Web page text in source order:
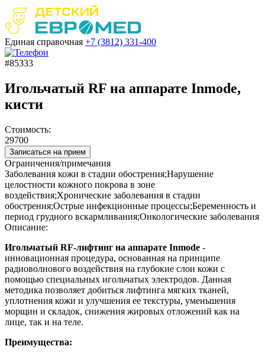
Единая справочная +7 (3812) 331-400
#85333
Игольчатый RF на аппарате Inmode,
кисти
Стоимость:
29700
Записаться на прием
Ограничения/примечания
Заболевания кожи в стадии обострения;Нарушение
целостности кожного покрова в зоне
воздействия;Хронические заболевания в стадии
обострения;Острые инфекционные процессы;Беременность и
период грудного вскармливания;Онкологические заболевания
Описание:
Игольчатый RF-лифтинг на аппарате Inmode -
инновационная процедура, основанная на принципе
радиоволнового воздействия на глубокие слои кожи с
помощью специальных игольчатых электродов. Данная
методика позволяет добиться лифтинга мягких тканей,
уплотнения кожи и улучшения ее текстуры, уменьшения
морщин и складок, снижения жировых отложений как на
лице, так и на теле.
Преимущества: